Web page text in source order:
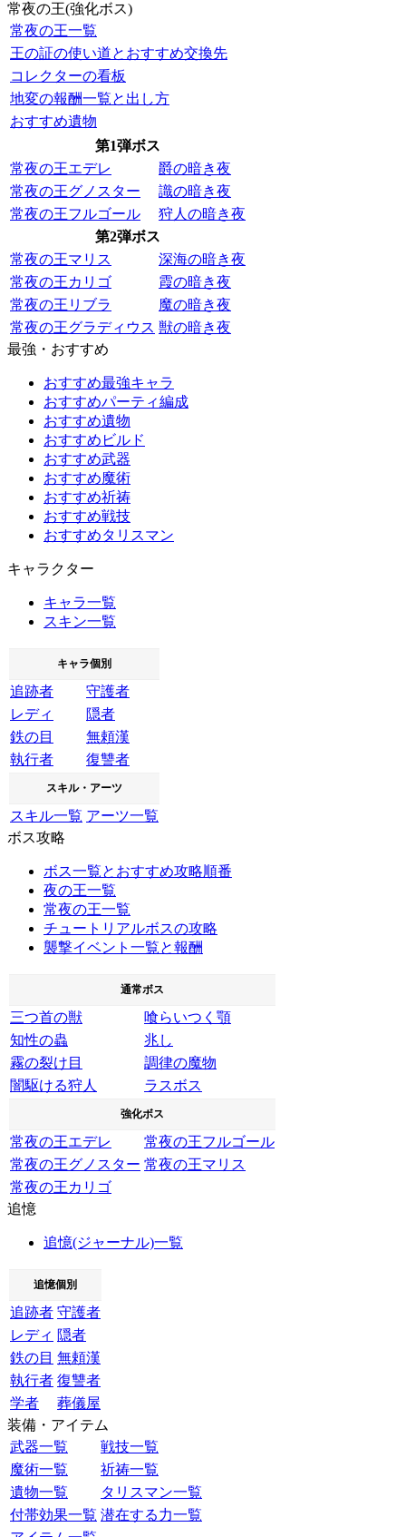
常夜の王(強化ボス)
常夜の王一覧
王の証の使い道とおすすめ交換先
コレクターの看板
地変の報酬一覧と出し方
おすすめ遺物
第1弾ボス
常夜の王エデレ
爵の暗き夜
常夜の王グノスター
識の暗き夜
常夜の王フルゴール
狩人の暗き夜
第2弾ボス
常夜の王マリス
深海の暗き夜
常夜の王カリゴ
霞の暗き夜
常夜の王リブラ
魔の暗き夜
常夜の王グラディウス 獣の暗き夜
最強・おすすめ
おすすめ最強キャラ
おすすめパーティ編成
おすすめ遺物
おすすめビルド
おすすめ武器
おすすめ魔術
おすすめ祈祷
おすすめ戦技
おすすめタリスマン
キャラクター
キャラ一覧
スキン一覧
キャラ個別
追跡者
守護者
レディ
隠者
鉄の目
無頼漢
執行者
復讐者
スキル・アーツ
スキル一覧 アーツ一覧
ボス攻略
ボス一覧とおすすめ攻略順番
夜の王一覧
常夜の王一覧
チュートリアルボスの攻略
襲撃イベント一覧と報酬
通常ボス
三つ首の獣
喰らいつく顎
知性の蟲
兆し
霧の裂け目
調律の魔物
闇駆ける狩人
ラスボス
強化ボス
常夜の王エデレ
常夜の王フルゴール
常夜の王グノスター 常夜の王マリス
常夜の王カリゴ
追憶
追憶(ジャーナル)一覧
追憶個別
追跡者 守護者
レディ 隠者
鉄の目 無頼漢
執行者 復讐者
学者
葬儀屋
装備・アイテム
武器一覧
戦技一覧
魔術一覧
祈祷一覧
遺物一覧
タリスマン一覧
付帯効果一覧 潜在する力一覧